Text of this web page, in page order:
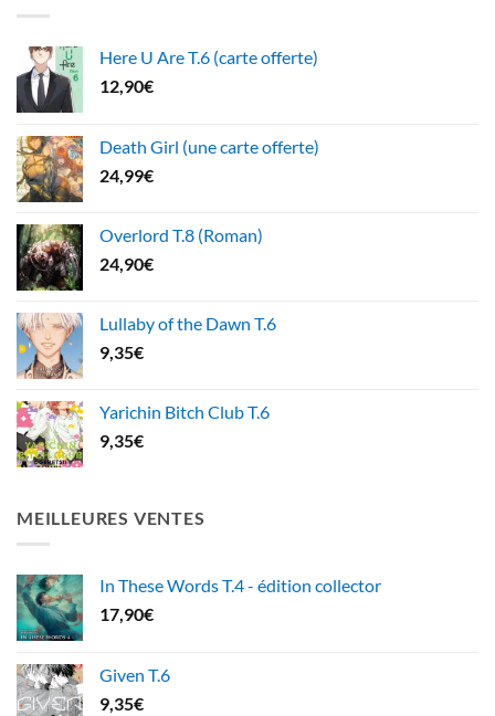
Here U Are T.6 (carte offerte)
12,90€
Death Girl (une carte offerte)
24,99€
Overlord T.8 (Roman)
24,90€
Lullaby of the Dawn T.6
9,35€
Yarichin Bitch Club T.6
9,35€
MEILLEURES VENTES
In These Words T.4 - édition collector
17,90€
Given T.6
9,35€